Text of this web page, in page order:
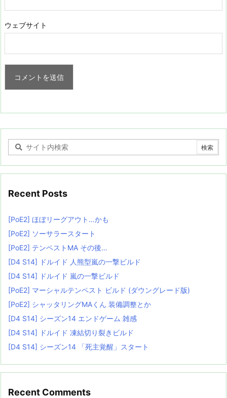
ウェブサイト
Recent Posts
[PoE2] ほぼリーグアウト…かも
[PoE2] ソーサラースタート
[PoE2] テンペストMA その後…
[D4 S14] ドルイド 人熊型嵐の一撃ビルド
[D4 S14] ドルイド 嵐の一撃ビルド
[PoE2] マーシャルテンペスト ビルド (ダウングレード版)
[PoE2] シャッタリングMAくん 装備調整とか
[D4 S14] シーズン14 エンドゲーム 雑感
[D4 S14] ドルイド 凍結切り裂きビルド
[D4 S14] シーズン14 「死主覚醒」スタート
Recent Comments